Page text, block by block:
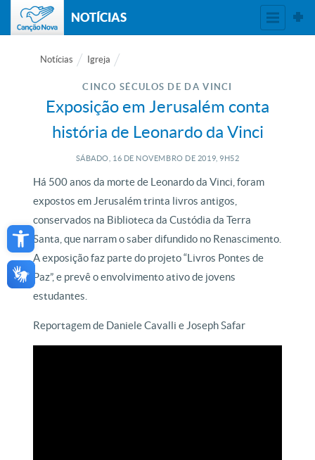
Open toolbar
NOTÍCIAS
Notícias Igreja
CINCO SÉCULOS DE DA VINCI
Exposição em Jerusalém conta
história de Leonardo da Vinci
SÁBADO, 16 DE NOVEMBRO DE 2019, 9H52
Há 500 anos da morte de Leonardo da Vinci, foram
expostos em Jerusalém trinta livros antigos,
conservados na Biblioteca da Custódia da Terra
Santa, que narram o saber difundido no Renascimento.
A exposição faz parte do projeto “Livros Pontes de
Paz”, e prevê o envolvimento ativo de jovens
estudantes.
Reportagem de Daniele Cavalli e Joseph Safar